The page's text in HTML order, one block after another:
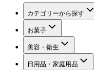
カテゴリーから探す
お菓子
美容・衛生
日用品・家庭用品